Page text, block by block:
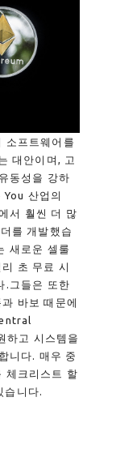
소프트웨어를
대안이며, 고
동성을 강하
산업의
서 훨씬 더 많
를 개발했습
새로운 셀룰
초 무료 시
.그들은 또한
바보 때문에
하고 시스템을
니다. 매우 중
체크리스트 할
니다.